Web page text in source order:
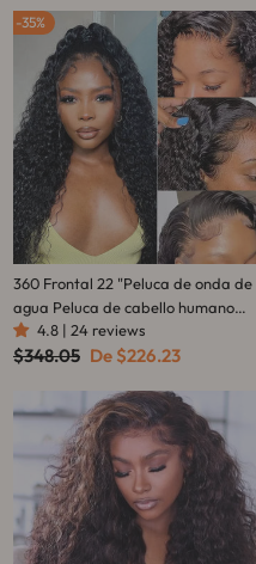
oferta
35%
360 Frontal 22 "Peluca de onda de
agua Peluca de cabello humano
ondulado Peluca natural
prearrancada con cabello de bebé-
4.8 | 24 reviews
Precio
$348.05 Precio
oferta
De $226.23